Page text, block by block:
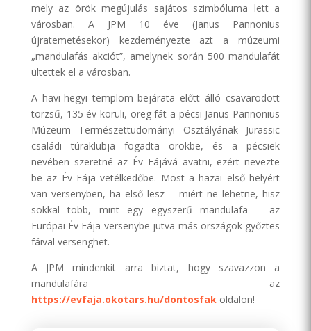
mely az örök megújulás sajátos szimbóluma lett a
városban. A JPM 10 éve (Janus Pannonius
újratemetésekor) kezdeményezte azt a múzeumi
„mandulafás akciót”, amelynek során 500 mandulafát
ültettek el a városban.
A havi-hegyi templom bejárata előtt álló csavarodott
törzsű, 135 év körüli, öreg fát a pécsi Janus Pannonius
Múzeum Természettudományi Osztályának Jurassic
családi túraklubja fogadta örökbe, és a pécsiek
nevében szeretné az Év Fájává avatni, ezért nevezte
be az Év Fája vetélkedőbe. Most a hazai első helyért
van versenyben, ha első lesz – miért ne lehetne, hisz
sokkal több, mint egy egyszerű mandulafa – az
Európai Év Fája versenybe jutva más országok győztes
fáival versenghet.
A JPM mindenkit arra biztat, hogy szavazzon a
mandulafára az
https://evfaja.okotars.hu/dontosfakoldalon!